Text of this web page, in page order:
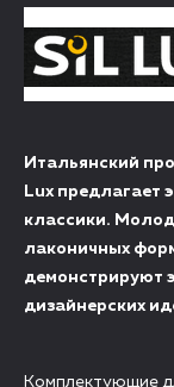
Итальянский
Lux предлагает
классики.
лаконичных
демонстрируют
дизайнерских
Комплектующие